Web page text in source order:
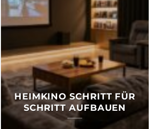
HEIMKINO SCHRITT FÜR
SCHRITT AUFBAUEN